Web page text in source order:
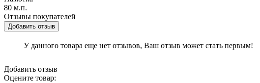
80 м.п.
Отзывы покупателей
Добавить отзыв
У данного товара еще нет отзывов, Ваш отзыв может стать первым!
Добавить отзыв
Оцените товар: